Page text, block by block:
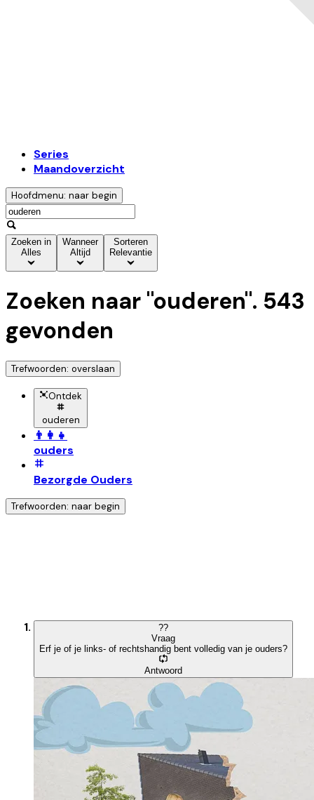
Series
Maandoverzicht
Hoofdmenu: naar begin
Zoeken in
Alles
Wanneer
Altijd
Sorteren
Relevantie
Zoeken naar "ouderen". 543
gevonden
Trefwoorden: overslaan
Ontdek
ouderen
👨‍👩‍👧
ouders
Bezorgde Ouders
Trefwoorden: naar begin
??
Vraag
Erf je of je links- of rechtshandig bent volledig van je ouders?
Antwoord